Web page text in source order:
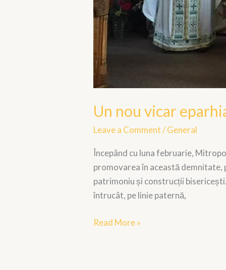
Un nou vicar
Leave a Comment /General
Începând cu luna februarie,
promovarea în această
patrimoniu și construcții
întrucât, pe linie paternă,
Read More »